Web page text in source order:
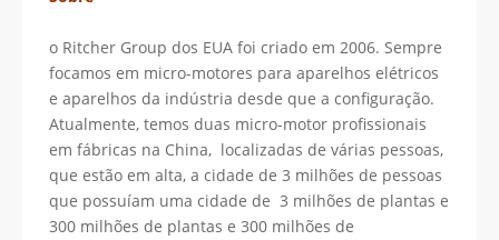
o Ritcher Group dos EUA foi criado em 2006. Sempre
focamos em micro-motores para aparelhos elétricos
e aparelhos da indústria desde que a configuração.
Atualmente, temos duas micro-motor profissionais
em fábricas na China, localizadas de várias pessoas,
que estão em alta, a cidade de 3 milhões de pessoas
que possuíam uma cidade de 3 milhões de plantas e
300 milhões de plantas e 300 milhões de